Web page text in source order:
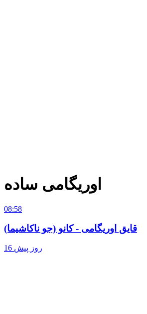
اوریگامی ساده
08:58
قایق اوریگامی - کانو (جو ناکاشیما)
16 روز پیش